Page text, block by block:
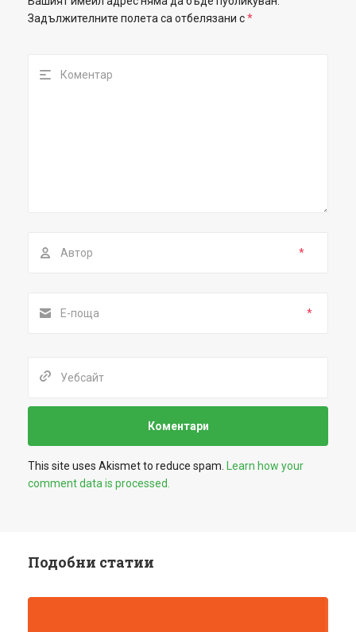
Задължителните полета са отбелязани с*
*
*
This site uses Akismet to reduce spam. Learn how your
comment data is processed.
Подобни статии